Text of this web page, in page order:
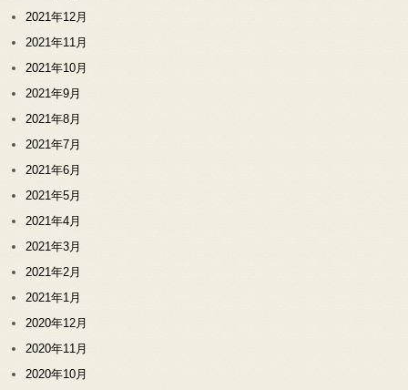
2021年12月
2021年11月
2021年10月
2021年9月
2021年8月
2021年7月
2021年6月
2021年5月
2021年4月
2021年3月
2021年2月
2021年1月
2020年12月
2020年11月
2020年10月